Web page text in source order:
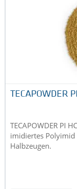
TECAPOWDER
TECAPOWDER PI
imidiertes
Halbzeugen.